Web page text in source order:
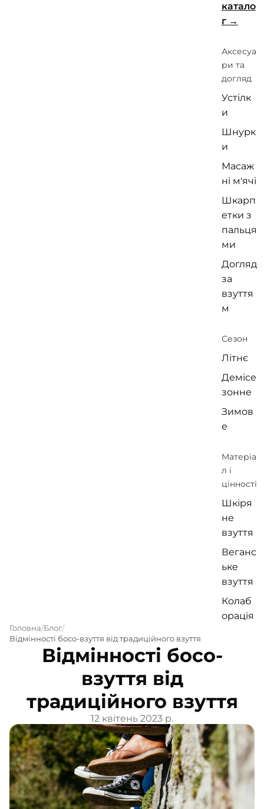
катало
г
Аксесуа
ри та
догляд
Устілк
и
Шнурк
и
Масаж
ні м'ячі
Шкарп
етки з
пальця
ми
Догляд
за
взуття
м
Сезон
Літнє
Демісе
зонне
Зимов
е
Матеріа
л і
цінності
Шкіря
не
взуття
Веганс
ьке
взуття
Колаб
орація
TAKE
взуття
Головна Блог
Відмінності босо-взуття від традиційного взуття
Відмінності босо-
взуття від
традиційного взуття
12 квітень 2023 р.